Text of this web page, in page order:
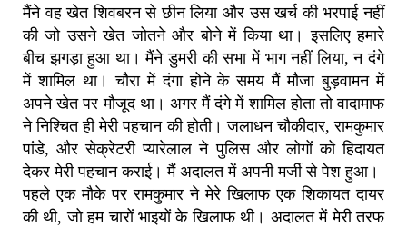
मैंने वह खेत शिवबरन से छीन लिया और उस खर्च की भरपाई नहीं
की जो उसने खेत जोतने और बोने में किया था। इसलिए हमारे
बीच झगड़ा हुआ था। मैंने डुमरी की सभा में भाग नहीं लिया, न दंगे
में शामिल था। चौरा में दंगा होने के समय मैं मौजा बुड़वामन में
अपने खेत पर मौजूद था। अगर मैं दंगे में शामिल होता तो वादामाफ
ने निश्चित ही मेरी पहचान की होती। जलाधन चौकीदार, रामकुमार
पांडे, और सेक्रेटरी प्यारेलाल ने पुलिस और लोगों को हिदायत
देकर मेरी पहचान कराई। मैं अदालत में अपनी मर्जी से पेश हुआ।
पहले एक मौके पर रामकुमार ने मेरे खिलाफ एक शिकायत दायर
की थी, जो हम चारों भाइयों के खिलाफ थी। अदालत में मेरी तरफ